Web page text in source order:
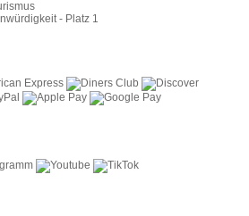
- Platz 1